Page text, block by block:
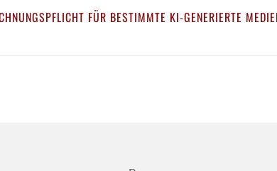
FÜR BESTIMMTE KI-GENERIERTE